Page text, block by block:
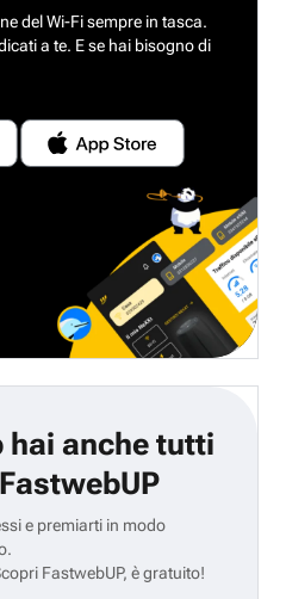
del Wi-Fi sempre in tasca.
a te. E se hai bisogno di
hai anche tutti
e premiarti in modo
FastwebUP, è gratuito!